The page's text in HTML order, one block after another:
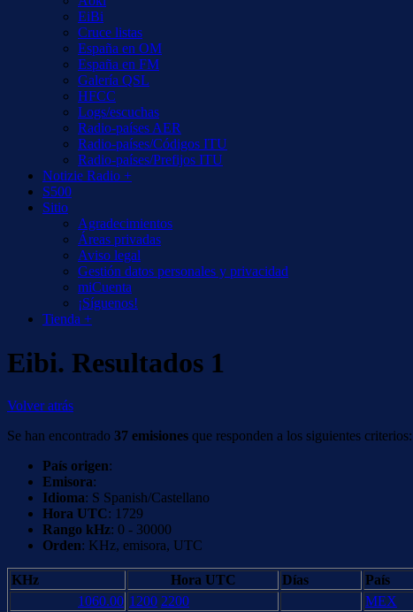
EiBi
Cruce listas
España en OM
España en FM
Galería QSL
HFCC
Logs/escuchas
Radio-países AER
Radio-países/Códigos ITU
Radio-países/Prefijos ITU
Notizie Radio +
S500
Sitio
Agradecimientos
Áreas privadas
Aviso legal
Gestión datos personales y privacidad
miCuenta
¡Síguenos!
Tienda +
Eibi. Resultados 1
Volver atrás
Se han encontrado 37 emisiones que responden a los siguientes criterios:
País origen:
Emisora:
Idioma: S Spanish/Castellano
Hora UTC: 1729
Rango kHz: 0 - 30000
Orden: KHz, emisora, UTC
KHz Hora UTC Días País
1060.00 1200 2200 MEX